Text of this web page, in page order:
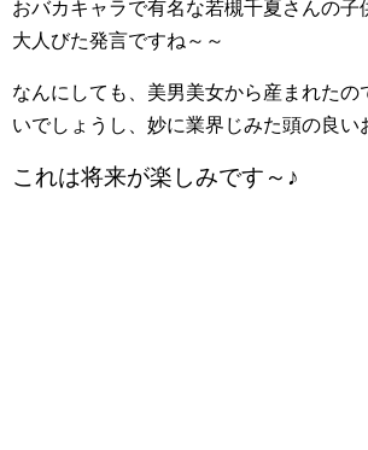
おバカキャラで有名な若槻千夏さんの子
大人びた発言ですね～～
なんにしても、美男美女から産まれたの
いでしょうし、妙に業界じみた頭の良い
これは将来が楽しみです～♪